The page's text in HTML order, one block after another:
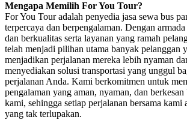
Mengapa Memilih For You Tour?
For You Tour adalah penyedia jasa sewa bus
terpercaya dan berpengalaman. Dengan
dan berkualitas serta layanan yang ramah
telah menjadi pilihan utama banyak pelanggan
menjadikan perjalanan mereka lebih nyaman
menyediakan solusi transportasi yang unggul
perjalanan Anda. Kami berkomitmen untuk
pengalaman yang aman, nyaman, dan
kami, sehingga setiap perjalanan bersama kami
yang tak terlupakan.